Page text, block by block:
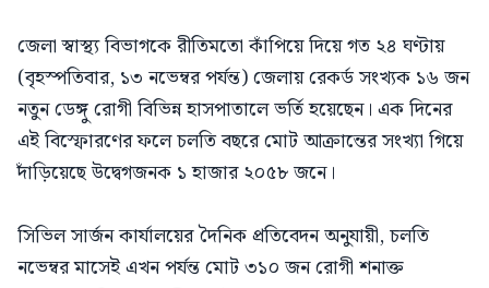
জেলা স্বাস্থ্য বিভাগকে রীতিমতো কাঁপিয়ে দিয়ে গত ২৪ ঘণ্টায়
(বৃহস্পতিবার, ১৩ নভেম্বর পর্যন্ত) জেলায় রেকর্ড সংখ্যক ১৬ জন
নতুন ডেঙ্গু রোগী বিভিন্ন হাসপাতালে ভর্তি হয়েছেন। এক দিনের
এই বিস্ফোরণের ফলে চলতি বছরে মোট আক্রান্তের সংখ্যা গিয়ে
দাঁড়িয়েছে উদ্বেগজনক ১ হাজার ২০৫৮ জনে।
সিভিল সার্জন কার্যালয়ের দৈনিক প্রতিবেদন অনুযায়ী, চলতি
নভেম্বর মাসেই এখন পর্যন্ত মোট ৩১০ জন রোগী শনাক্ত